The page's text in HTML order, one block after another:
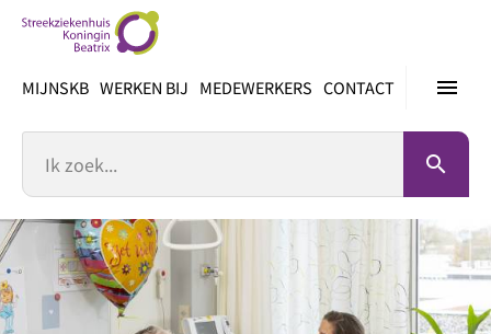
inhoud
menu
MIJNSKB WERKEN BIJ MEDEWERKERS CONTACT
search